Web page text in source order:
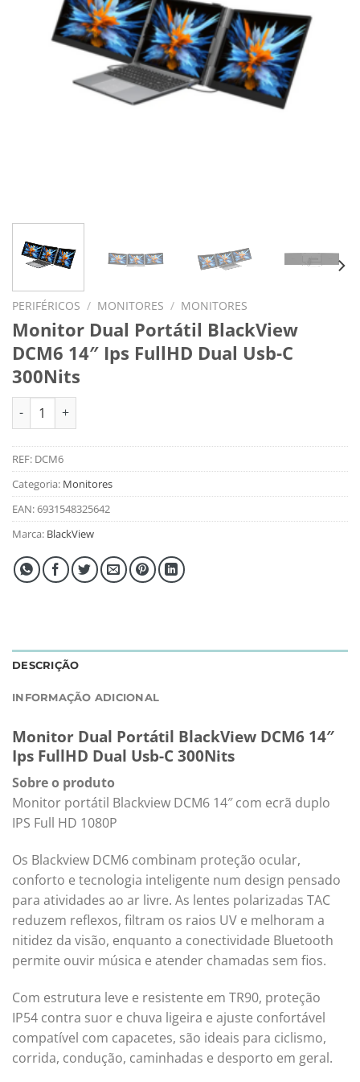
PERIFÉRICOS / MONITORES / MONITORES
Monitor Dual Portátil BlackView
DCM6 14″ Ips FullHD Dual Usb-C
300Nits
Quantidade de Monitor Dual Portátil BlackView DCM6 14" Ips
REF: DCM6
Categoria: Monitores
EAN:6931548325642
Marca: BlackView
DESCRIÇÃO
INFORMAÇÃO ADICIONAL
Monitor Dual Portátil BlackView DCM6 14″
Ips FullHD Dual Usb-C 300Nits
Sobre o produto
Monitor portátil Blackview DCM6 14″ com ecrã duplo
IPS Full HD 1080P
Os Blackview DCM6 combinam proteção ocular,
conforto e tecnologia inteligente num design pensado
para atividades ao ar livre. As lentes polarizadas TAC
reduzem reflexos, filtram os raios UV e melhoram a
nitidez da visão, enquanto a conectividade Bluetooth
permite ouvir música e atender chamadas sem fios.
Com estrutura leve e resistente em TR90, proteção
IP54 contra suor e chuva ligeira e ajuste confortável
compatível com capacetes, são ideais para ciclismo,
corrida, condução, caminhadas e desporto em geral.